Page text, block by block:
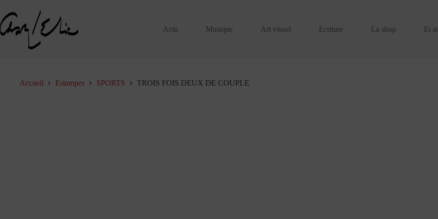
contenu
Actu
Musique Art visuel Ecriture La shop Et
Accueil Estampes SPORTS TROIS FOIS DEUX DE COUPLE